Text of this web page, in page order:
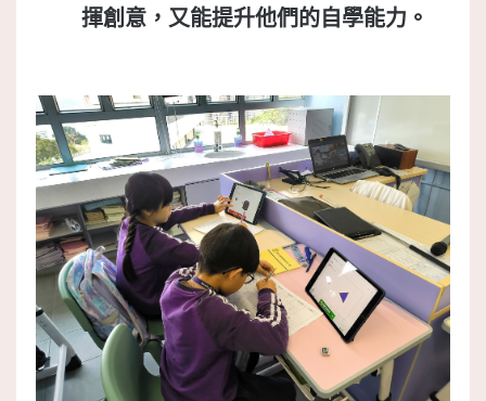
揮創意，又能提升他們的自學能力。